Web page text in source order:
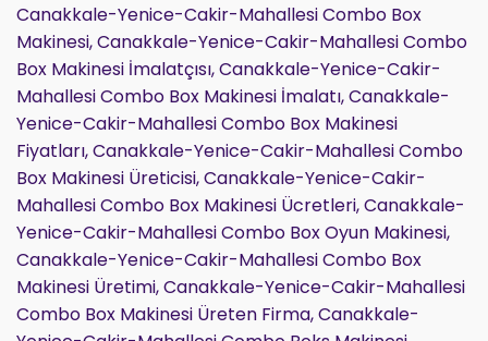
Canakkale-Yenice-Cakir-Mahallesi Combo Box
Makinesi, Canakkale-Yenice-Cakir-Mahallesi Combo
Box Makinesi İmalatçısı, Canakkale-Yenice-Cakir-
Mahallesi Combo Box Makinesi İmalatı, Canakkale-
Yenice-Cakir-Mahallesi Combo Box Makinesi
Fiyatları, Canakkale-Yenice-Cakir-Mahallesi Combo
Box Makinesi Üreticisi, Canakkale-Yenice-Cakir-
Mahallesi Combo Box Makinesi Ücretleri, Canakkale-
Yenice-Cakir-Mahallesi Combo Box Oyun Makinesi,
Canakkale-Yenice-Cakir-Mahallesi Combo Box
Makinesi Üretimi, Canakkale-Yenice-Cakir-Mahallesi
Combo Box Makinesi Üreten Firma, Canakkale-